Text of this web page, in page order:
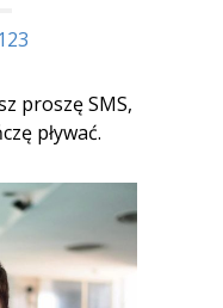
proszę SMS,
pływać.